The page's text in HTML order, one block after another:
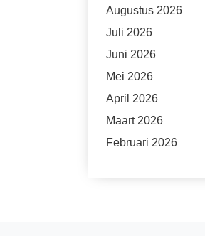
Augustus 2026
Juli 2026
Juni 2026
Mei 2026
April 2026
Maart 2026
Februari 2026